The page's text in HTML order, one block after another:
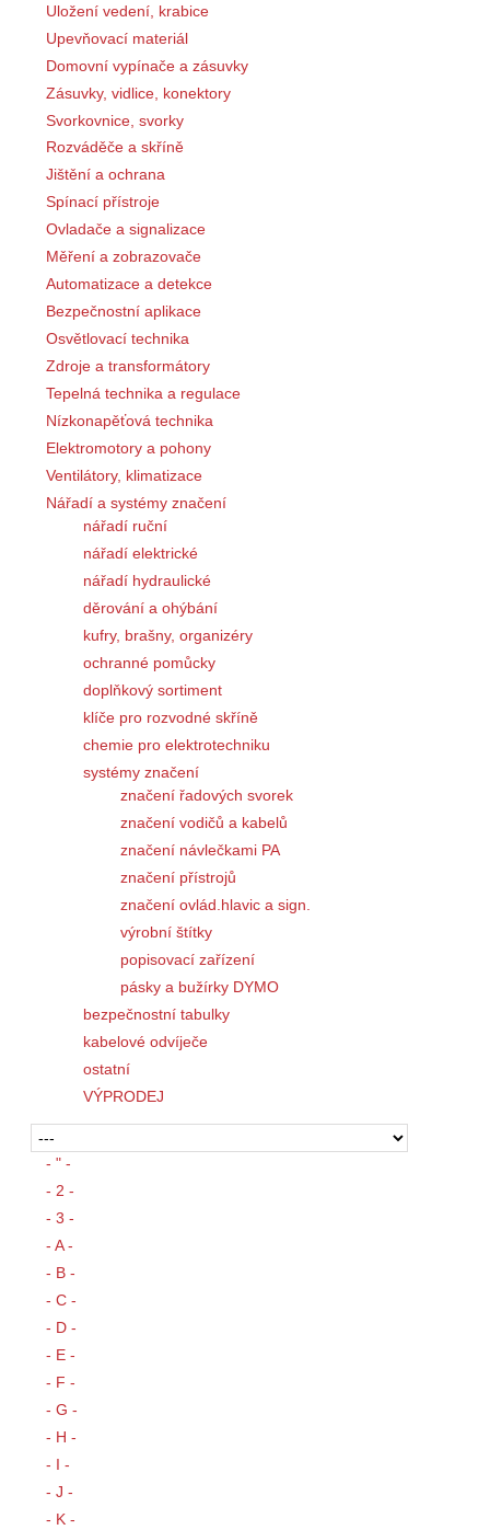
Uložení vedení, krabice
Upevňovací materiál
Domovní vypínače a zásuvky
Zásuvky, vidlice, konektory
Svorkovnice, svorky
Rozváděče a skříně
Jištění a ochrana
Spínací přístroje
Ovladače a signalizace
Měření a zobrazovače
Automatizace a detekce
Bezpečnostní aplikace
Osvětlovací technika
Zdroje a transformátory
Tepelná technika a regulace
Nízkonapěťová technika
Elektromotory a pohony
Ventilátory, klimatizace
Nářadí a systémy značení
nářadí ruční
nářadí elektrické
nářadí hydraulické
děrování a ohýbání
kufry, brašny, organizéry
ochranné pomůcky
doplňkový sortiment
klíče pro rozvodné skříně
chemie pro elektrotechniku
systémy značení
značení řadových svorek
značení vodičů a kabelů
značení návlečkami PA
značení přístrojů
značení ovlád.hlavic a sign.
výrobní štítky
popisovací zařízení
pásky a bužírky DYMO
bezpečnostní tabulky
kabelové odvíječe
ostatní
VÝPRODEJ
- " -
- 2 -
- 3 -
- A -
- B -
- C -
- D -
- E -
- F -
- G -
- H -
- I -
- J -
- K -